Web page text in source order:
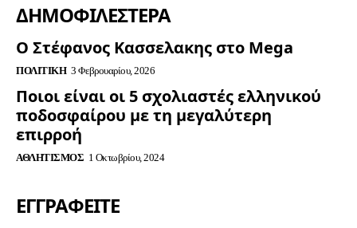
ΔΗΜΟΦΙΛΈΣΤΕΡΑ
Ο Στέφανος Κασσελακης στο Mega
ΠΟΛΙΤΙΚΉ 3 Φεβρουαρίου, 2026
Ποιοι είναι οι 5 σχολιαστές ελληνικού
ποδοσφαίρου με τη μεγαλύτερη
επιρροή
ΑΘΛΗΤΙΣΜΌΣ 1 Οκτωβρίου, 2024
ΕΓΓΡΑΦΕΊΤΕ